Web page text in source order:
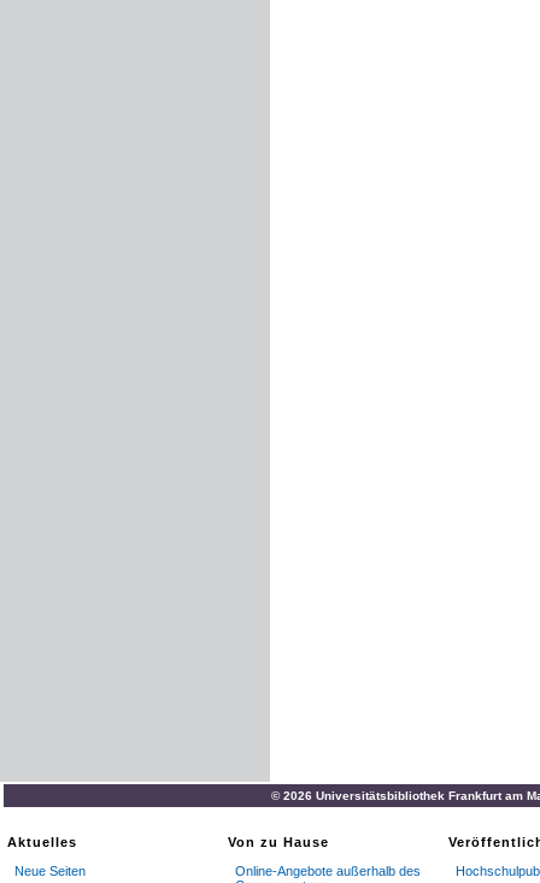
© 2026 Universitätsbibliothek Frankfurt am
Aktuelles
Neue Seiten
Von zu Hause
Online-Angebote außerhalb des